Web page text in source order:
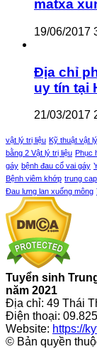
matxa
19/06/2017
Địa chỉ
uy tín tại
21/03/2017
vật lý trị liệu Kỹ thuật vật
bằng 2 Vật lý trị liệu Phục
gáy bệnh đau cổ vai gáy
Bệnh viêm khớp trung
Đau lưng lan xuống mông
Tuyển sinh
năm 2021
Địa chỉ: 49 Thái
Điện thoại:
Website: https://
© Bản quyền